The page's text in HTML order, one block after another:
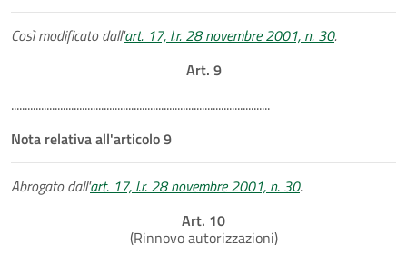
Così modificato dall'art. 17, l.r. 28 novembre 2001, n. 30.
Art. 9
...............................................................................................
Nota relativa all'articolo 9
Abrogato dall'art. 17, l.r. 28 novembre 2001, n. 30.
Art. 10
(Rinnovo autorizzazioni)